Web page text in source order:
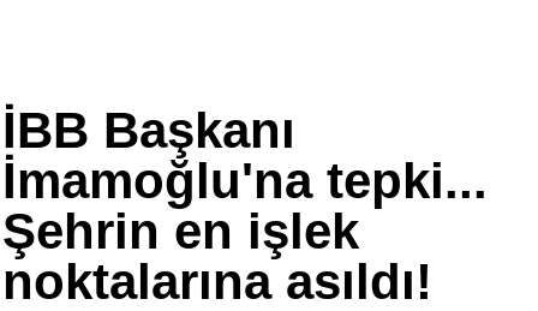
İBB Başkanı
İmamoğlu'na tepki...
Şehrin en işlek
noktalarına asıldı!